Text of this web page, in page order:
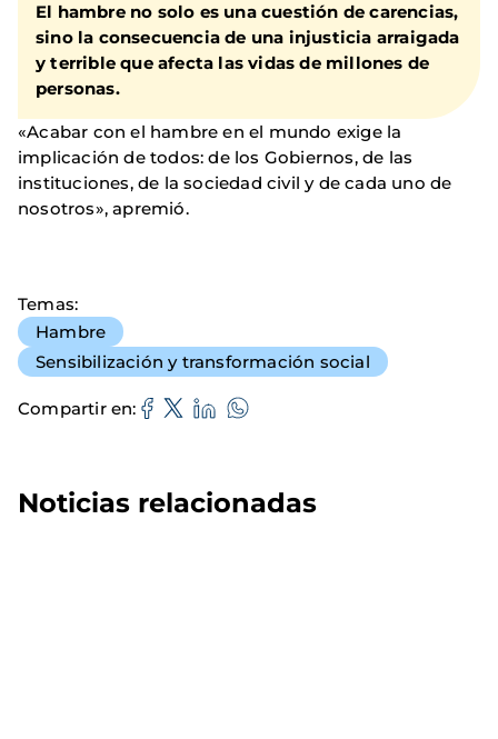
El hambre no solo es una cuestión de carencias,
sino la consecuencia de una injusticia arraigada
y terrible que afecta las vidas de millones de
personas.
«Acabar con el hambre en el mundo exige la
implicación de todos: de los Gobiernos, de las
instituciones, de la sociedad civil y de cada uno de
nosotros», apremió.
Temas
Hambre
Sensibilización y transformación social
Compartir en
Noticias relacionadas